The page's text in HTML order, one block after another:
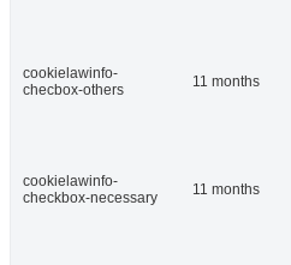
cookielawinfo-
checbox-others
11 months
cookielawinfo-
checkbox-necessary
11 months